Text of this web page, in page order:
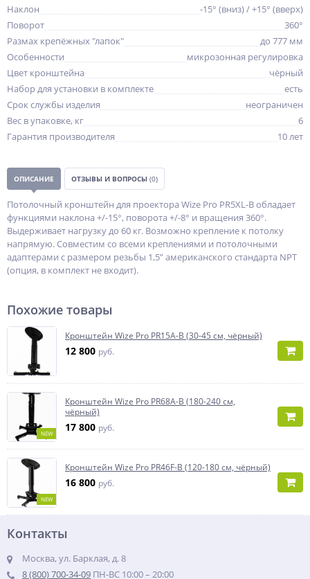
Наклон
-15° (вниз) / +15° (вверх)
Поворот
360°
Размах крепёжных "лапок"
до 777 мм
Особенности
микрозонная регулировка
Цвет кронштейна
чёрный
Набор для установки в комплекте
есть
Срок службы изделия
неограничен
Вес в упаковке, кг
6
Гарантия производителя
10 лет
ОПИСАНИЕ ОТЗЫВЫ И ВОПРОСЫ (0)
Потолочный кронштейн для проектора Wize Pro PR5XL-B обладает
функциями наклона +/-15°, поворота +/-8° и вращения 360°.
Выдерживает нагрузку до 60 кг. Возможно крепление к потолку
напрямую. Совместим со всеми креплениями и потолочными
адаптерами c размером резьбы 1,5” американского стандарта NPT
(опция, в комплект не входит).
Похожие товары
Кронштейн Wize Pro PR15A-B (30-45 см, чёрный)
12 800 руб.
NEW
Кронштейн Wize Pro PR68A-B (180-240 см,
чёрный)
17 800 руб.
NEW
Кронштейн Wize Pro PR46F-B (120-180 см, чёрный)
16 800 руб.
Контакты
Москва, ул. Барклая, д. 8
8 (800) 700-34-09 ПН-ВС 10:00 – 20:00